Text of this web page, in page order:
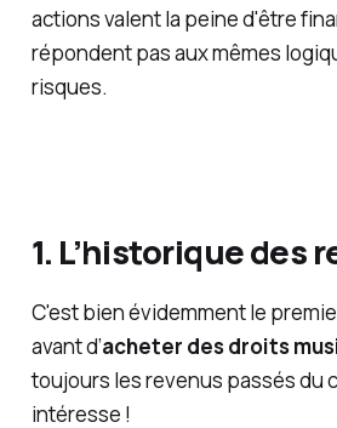
actions valent la peine d'être
répondent pas aux mêmes
risques.
1. L’historique des
C'est bien évidemment le
avant d’acheter des droits
toujours les revenus passés du
intéresse !